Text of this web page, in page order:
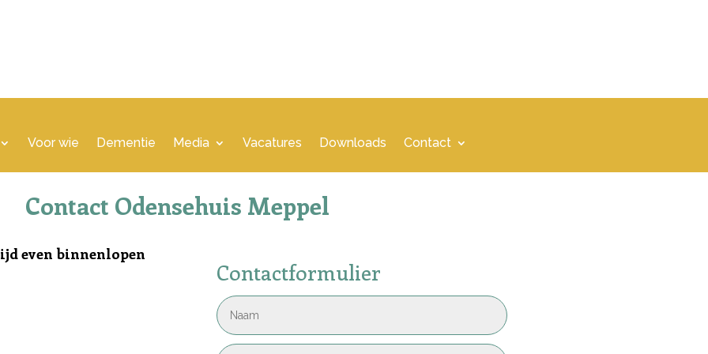
Voor wie Dementie Media Vacatures Downloads Contact
Contact Odensehuis Meppel
even binnenlopen
Contactformulier